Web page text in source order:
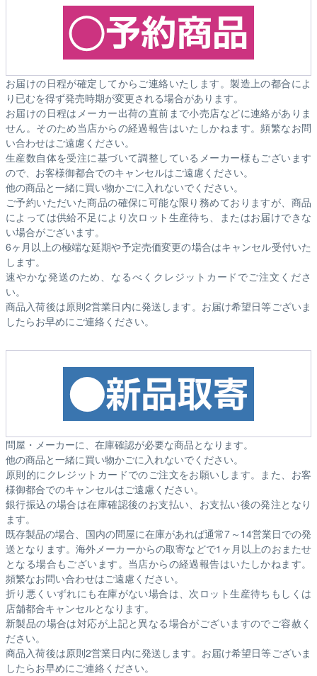
お届けの日程が確定してからご連絡いたします。製造上の都合によ
り已むを得ず発売時期が変更される場合があります。
お届けの日程はメーカー出荷の直前まで小売店などに連絡がありま
せん。そのため当店からの経過報告はいたしかねます。頻繁なお問
い合わせはご遠慮ください。
生産数自体を受注に基づいて調整しているメーカー様もございます
ので、お客様御都合でのキャンセルはご遠慮ください。
他の商品と一緒に買い物かごに入れないでください。
ご予約いただいた商品の確保に可能な限り務めておりますが、商品
によっては供給不足により次ロット生産待ち、またはお届けできな
い場合がございます。
6ヶ月以上の極端な延期や予定売価変更の場合はキャンセル受付いた
します。
速やかな発送のため、なるべくクレジットカードでご注文くださ
い。
商品入荷後は原則2営業日内に発送します。お届け希望日等ございま
したらお早めにご連絡ください。
問屋・メーカーに、在庫確認が必要な商品となります。
他の商品と一緒に買い物かごに入れないでください。
原則的にクレジットカードでのご注文をお願いします。また、お客
様御都合でのキャンセルはご遠慮ください。
銀行振込の場合は在庫確認後のお支払い、お支払い後の発注となり
ます。
既存製品の場合、国内の問屋に在庫があれば通常7～14営業日での発
送となります。海外メーカーからの取寄などで1ヶ月以上のおまたせ
となる場合もございます。 当店からの経過報告はいたしかねます。
頻繁なお問い合わせはご遠慮ください。
折り悪くいずれにも在庫がない場合は、次ロット生産待ちもしくは
店舗都合キャンセルとなります。
新製品の場合は対応が上記と異なる場合がございますのでご容赦く
ださい。
商品入荷後は原則2営業日内に発送します。お届け希望日等ございま
したらお早めにご連絡ください。